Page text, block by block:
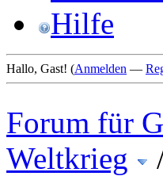
Hilfe
Hallo, Gast! (Anmelden —
Forum für
Weltkrieg